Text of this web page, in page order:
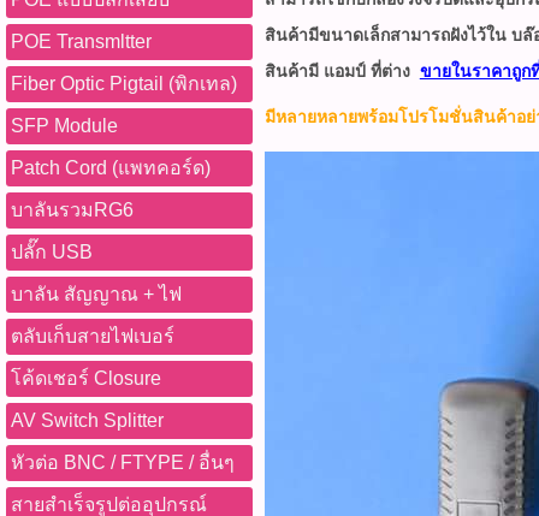
POE Transmltter
Fiber Optic Pigtail (พิกเทล)
SFP Module
Patch Cord (แพทคอร์ด)
บาลันรวมRG6
ปลั๊ก USB
บาลัน สัญญาณ + ไฟ
ตลับเก็บสายไฟเบอร์
โค้ดเชอร์ Closure
AV Switch Splitter
หัวต่อ BNC / FTYPE / อื่นๆ
สายสำเร็จรูปต่ออุปกรณ์
สินค้ามีขนาดเล็กสามารถฝังไว้ใน บล๊
สินค้ามี แอมป์ ที่ต่าง ขายในราคาถูก
มีหลายหลายพร้อมโปรโมชั่นสินค้าอย่